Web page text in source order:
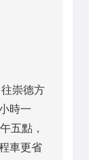
崇德方
時一
五點，
車更省